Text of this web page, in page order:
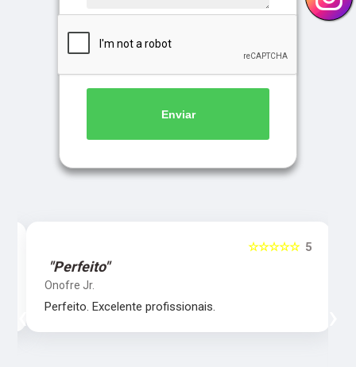
Enviar
5
☆☆☆☆☆
"Perfeito"
Onofre Jr.
Perfeito. Excelente profissionais.
‹